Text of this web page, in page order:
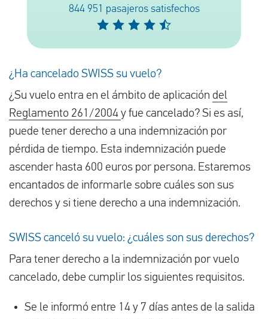
Póngase en contacto con
844 951 pasajeros satisfechos
¿Ha cancelado SWISS su vuelo?
¿Su vuelo entra en el ámbito de aplicación del
Reglamento 261/2004 y fue cancelado? Si es así,
puede tener derecho a una indemnización por
pérdida de tiempo. Esta indemnización puede
ascender hasta 600 euros por persona. Estaremos
encantados de informarle sobre cuáles son sus
derechos y si tiene derecho a una indemnización.
SWISS canceló su vuelo: ¿cuáles son sus derechos?
Para tener derecho a la indemnización por vuelo
cancelado, debe cumplir los siguientes requisitos.
Se le informó entre 14 y 7 días antes de la salida